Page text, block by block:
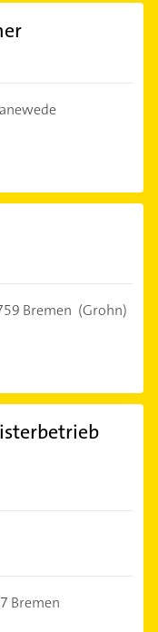
Bremen (Grohn)
Bremen